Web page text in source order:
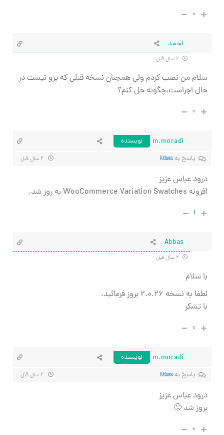
۰
احمد
سلام من نصب کردم ولی همچنان نسخه قبلی که پرو نیست در
حال اجراست،چگونه حل کنم؟
۰
m.moradi
نویسنده
پاسخ بهAbbas
درود عباس عزیز
افزونه WooCommerce Variation Swatches به روز شد.
۱
Abbas
با سلام
لطفا به نسخه ۲.۰.۲۶ بروز فرمائید.
با تشکر
۰
m.moradi
نویسنده
پاسخ بهAbbas
درود عباس عزیز
بروز شد 🙂
۰